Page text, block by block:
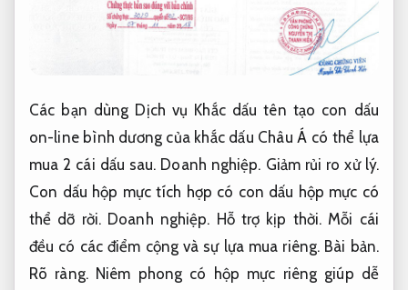
Các bạn dùng Dịch vụ Khắc dấu tên tạo con dấu
on-line bình dương của khắc dấu Châu Á có thể lựa
mua 2 cái dấu sau. Doanh nghiệp. Giảm rủi ro xử lý.
Con dấu hộp mực tích hợp có con dấu hộp mực có
thể dỡ rời. Doanh nghiệp. Hỗ trợ kịp thời. Mỗi cái
đều có các điểm cộng và sự lựa mua riêng. Bài bản.
Rõ ràng.Niêm phong có hộp mực riêng giúp dễ